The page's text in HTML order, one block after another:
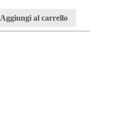
Aggiungi al carrello